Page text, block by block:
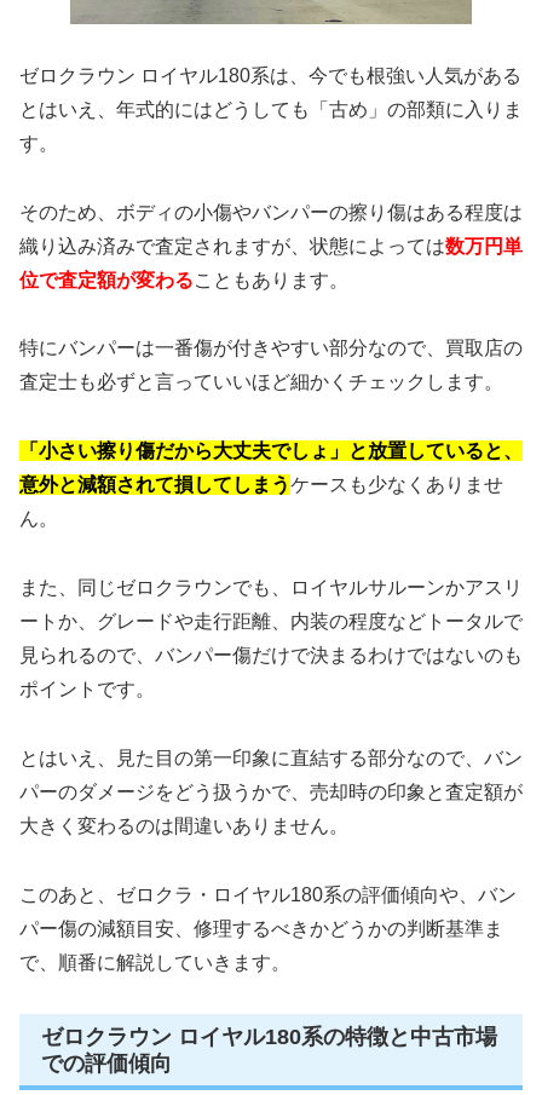
ゼロクラウン ロイヤル180系は、今でも根強い人気がある
とはいえ、年式的にはどうしても「古め」の部類に入りま
す。
そのため、ボディの小傷やバンパーの擦り傷はある程度は
織り込み済みで査定されますが、状態によっては数万円単
位で査定額が変わることもあります。
特にバンパーは一番傷が付きやすい部分なので、買取店の
査定士も必ずと言っていいほど細かくチェックします。
「小さい擦り傷だから大丈夫でしょ」と放置していると、
意外と減額されて損してしまうケースも少なくありませ
ん。
また、同じゼロクラウンでも、ロイヤルサルーンかアスリ
ートか、グレードや走行距離、内装の程度などトータルで
見られるので、バンパー傷だけで決まるわけではないのも
ポイントです。
とはいえ、見た目の第一印象に直結する部分なので、バン
パーのダメージをどう扱うかで、売却時の印象と査定額が
大きく変わるのは間違いありません。
このあと、ゼロクラ・ロイヤル180系の評価傾向や、バン
パー傷の減額目安、修理するべきかどうかの判断基準ま
で、順番に解説していきます。
ゼロクラウン ロイヤル180系の特徴と中古市場
での評価傾向